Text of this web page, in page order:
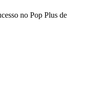
no Pop Plus de